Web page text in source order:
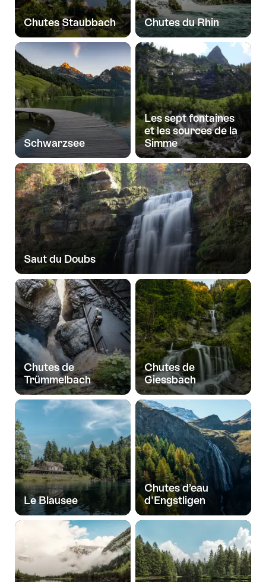
Chutes du Rhin
Chutes Staubbach
Les sept fontaines
et les sources de la
Simme
Schwarzsee
Saut du Doubs
Chutes de
Giessbach
Chutes de
Trümmelbach
Chutes d’eau
d'Engstligen
Le Blausee